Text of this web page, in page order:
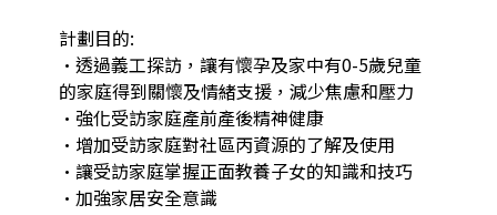
計劃目的:
•透過義工探訪，讓有懷孕及家中有0-5歲兒童
的家庭得到關懷及情緒支援，減少焦慮和壓力
•強化受訪家庭產前產後精神健康
•增加受訪家庭對社區丙資源的了解及使用
•讓受訪家庭掌握正面教養子女的知識和技巧
•加強家居安全意識